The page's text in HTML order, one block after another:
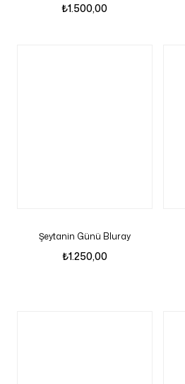
₺1.500,00
Şeytanin Günü Bluray
₺1.250,00